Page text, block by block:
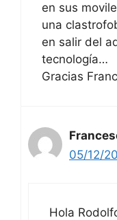
en sus
una
en salir del
tecnología…
Gracias
05/12/
Hola